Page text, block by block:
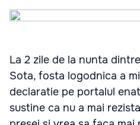
La 2 zile de la nunta
Sota, fosta logodnica a
declaratie pe portalul
sustine ca nu a mai